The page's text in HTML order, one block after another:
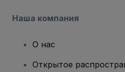
Наша компания
О нас
Открытое